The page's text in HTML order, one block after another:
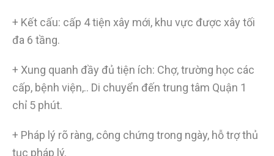
+ Kết cấu: cấp 4 tiện xây mới, khu vực được xây tối
đa 6 tầng.
+ Xung quanh đầy đủ tiện ích: Chợ, trường học các
cấp, bệnh viện,.. Di chuyển đến trung tâm Quận 1
chỉ 5 phút.
+ Pháp lý rõ ràng, công chứng trong ngày, hỗ trợ thủ
tục pháp lý.